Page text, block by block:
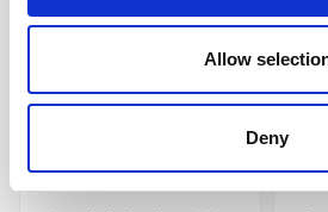
Allow
Deny